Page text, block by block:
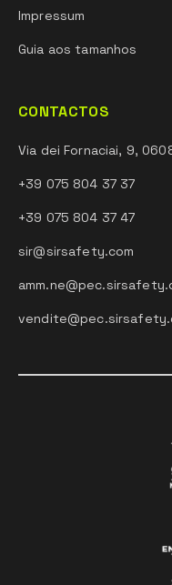
Impressum
Guia aos tamanhos
CONTACTOS
Via dei Fornaciai, 9,
+39 075 804 37 37
+39 075 804 37 47
sir@sirsafety.com